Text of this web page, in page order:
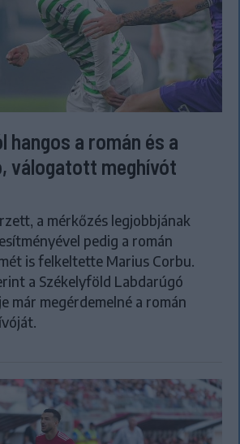
hangos a román és a
válogatott meghívót
a mérkőzés legjobbjának
pedig a román
is felkeltette Marius Corbu.
a Székelyföld Labdarúgó
már megérdemelné a román